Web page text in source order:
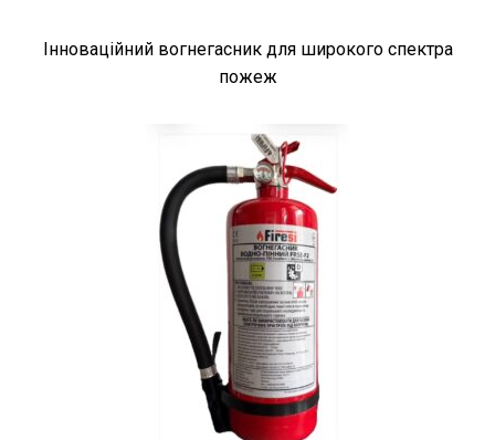
Інноваційний вогнегасник для широкого спектра
пожеж